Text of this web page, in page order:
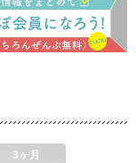
3ヶ月